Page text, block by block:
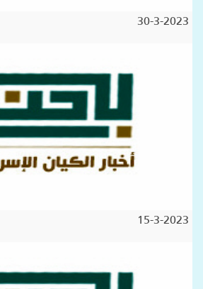
30-3-2023
15-3-2023